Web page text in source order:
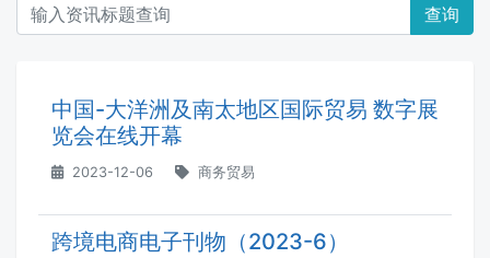
查询
中国-大洋洲及南太地区国际贸易 数字展
览会在线开幕
2023-12-06 商务贸易
跨境电商电子刊物（2023-6）